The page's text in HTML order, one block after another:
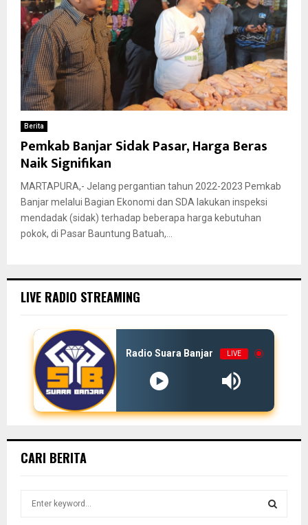
Berita
Pemkab Banjar Sidak Pasar, Harga Beras
Naik Signifikan
MARTAPURA,- Jelang pergantian tahun 2022-2023 Pemkab
Banjar melalui Bagian Ekonomi dan SDA lakukan inspeksi
mendadak (sidak) terhadap beberapa harga kebutuhan
pokok, di Pasar Bauntung Batuah,...
LIVE RADIO STREAMING
Radio Suara Banjar LIVE
CARI BERITA